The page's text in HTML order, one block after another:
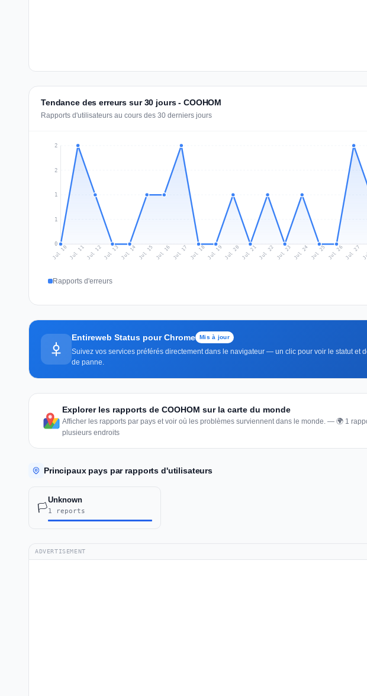
Tendance des erreurs sur 30 jours - COOHOM
Rapports d'utilisateurs au cours des 30 derniers jours
0
1
1
2
2
Jul 10 Jul 11Jul 12Jul 13 Jul 14 Jul 15 Jul 16 Jul 17 Jul 18Jul 19 Jul 20 Jul 21Jul 22 Jul 23 Jul 24 Jul 25 Jul 26Jul 27
Rapports d'erreurs
Entireweb Status pour Chrome Mis à jour
Suivez vos services préférés directement dans le navigateur — un clic pour voir le statut et
de panne.
Explorer les rapports de COOHOM sur la carte du monde
Afficher les rapports par pays et voir où les problèmes surviennent dans le monde. — 🌍 1
plusieurs endroits
Principaux pays par rapports d'utilisateurs
🏳️
Unknown
1 reports
ADVERTISEMENT